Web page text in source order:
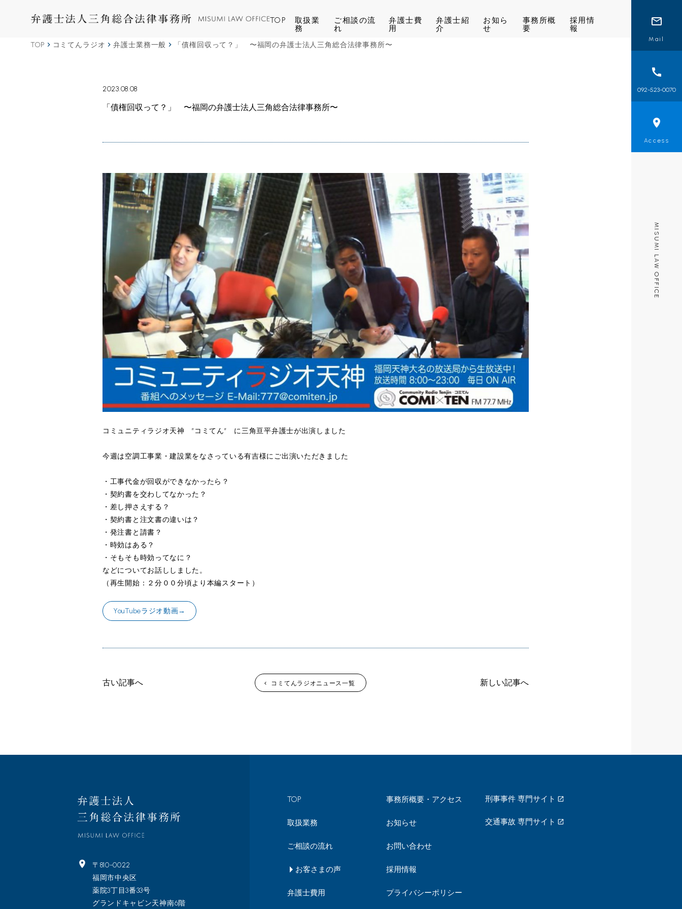
TOP
取扱業
務
ご相談の流
れ
弁護士費
用
弁護士紹
介
お知ら
せ
事務所概
要
採用情
報
TOP コミてんラジオ 弁護士業務一般 「債権回収って？」 〜福岡の弁護士法人三角総合法律事務所〜
2023.08.08
「債権回収って？」 〜福岡の弁護士法人三角総合法律事務所〜
コミュニティラジオ天神 ”コミてん” に三角亘平弁護士が出演しました
今週は空調工事業・建設業をなさっている有吉様にご出演いただきました
・工事代金が回収ができなかったら？
・契約書を交わしてなかった？
・差し押さえする？
・契約書と注文書の違いは？
・発注書と請書？
・時効はある？
・そもそも時効ってなに？
などについてお話ししました。
（再生開始：２分００分頃より本編スタート）
YouTubeラジオ動画→
古い記事へ 新しい記事へ
コミてんラジオニュース一覧
Mail
092-523-0070
Access
MISUMI LAW OFFICE
〒810-0022
福岡市中央区
薬院3丁目3番33号
グランドキャビン天神南6階
TOP
取扱業務
ご相談の流れ
お客さまの声
弁護士費用
事務所概要・アクセス
お知らせ
お問い合わせ
採用情報
プライバシーポリシー
刑事事件 専門サイト
交通事故 専門サイト